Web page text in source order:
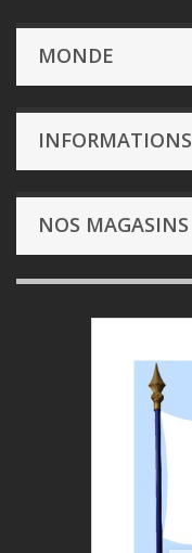
MONDE
INFORMATIONS
NOS MAGASINS